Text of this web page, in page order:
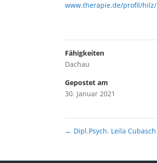
www.therapie.de/profil/hilz/
Fähigkeiten
Dachau
Gepostet am
30. Januar 2021
← Dipl.Psych. Leila Cubasch